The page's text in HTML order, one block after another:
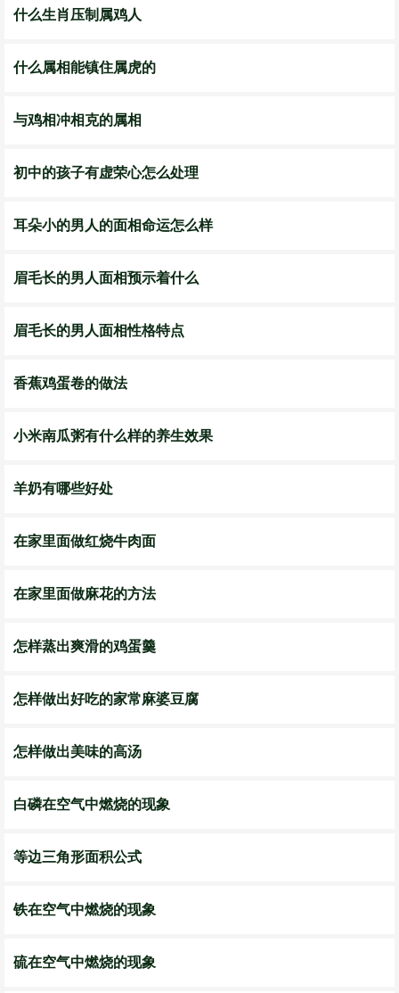
什么生肖压制属鸡人
什么属相能镇住属虎的
与鸡相冲相克的属相
初中的孩子有虚荣心怎么处理
耳朵小的男人的面相命运怎么样
眉毛长的男人面相预示着什么
眉毛长的男人面相性格特点
香蕉鸡蛋卷的做法
小米南瓜粥有什么样的养生效果
羊奶有哪些好处
在家里面做红烧牛肉面
在家里面做麻花的方法
怎样蒸出爽滑的鸡蛋羹
怎样做出好吃的家常麻婆豆腐
怎样做出美味的高汤
白磷在空气中燃烧的现象
等边三角形面积公式
铁在空气中燃烧的现象
硫在空气中燃烧的现象